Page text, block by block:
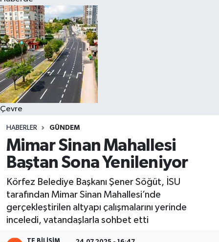
Çevre
HABERLER GÜNDEM
Mimar Sinan Mahallesi
Baştan Sona Yenileniyor
Körfez Belediye Başkanı Şener Söğüt, İSU
tarafından Mimar Sinan Mahallesi’nde
gerçekleştirilen altyapı çalışmalarını yerinde
inceledi, vatandaşlarla sohbet etti